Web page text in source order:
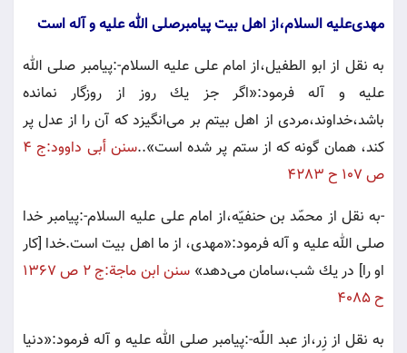
مهدى‌عليه السلام،از اهل بيت پيامبرصلى الله عليه و آله است
به نقل از ابو الطفيل،از امام على عليه السلام-:پيامبر صلى الله
عليه و آله فرمود:«اگر جز يك روز از روزگار نمانده
باشد،خداوند،مردى از اهل بيتم بر مى‌انگيزد كه آن را از عدل پر
كند، همان گونه كه از ستم پر شده است»..
سنن أبى داوود:ج ٤
ص ١٠٧ ح ٤٢٨٣
-به نقل از محمّد بن حنفيّه،از امام على عليه السلام-:پيامبر خدا
صلى الله عليه و آله فرمود:«مهدى، از ما اهل بيت است.خدا [كار
او را] در يك شب،سامان مى‌دهد»
سنن ابن ماجة:ج ٢ ص ١٣٦٧
ح ٤٠٨٥
به نقل از زِر،از عبد اللّٰه-:پيامبر صلى الله عليه و آله فرمود:«دنيا